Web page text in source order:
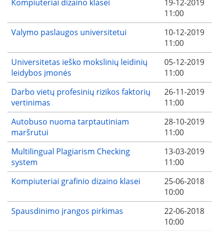
Kompiuteriai dizaino klasei
19-12-2019
11:00
Valymo paslaugos universitetui
10-12-2019
11:00
Universitetas ieško mokslinių leidinių
leidybos įmonės
05-12-2019
11:00
Darbo vietų profesinių rizikos faktorių
vertinimas
26-11-2019
11:00
Autobuso nuoma tarptautiniam
maršrutui
28-10-2019
11:00
Multilingual Plagiarism Checking
system
13-03-2019
11:00
Kompiuteriai grafinio dizaino klasei
25-06-2018
10:00
Spausdinimo įrangos pirkimas
22-06-2018
10:00